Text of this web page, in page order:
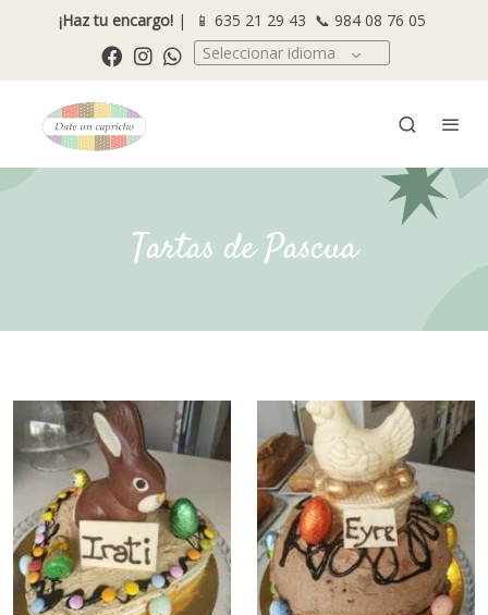
¡Haz tu encargo!| 📱 635 21 29 43 📞 984 08 76 05
Seleccionar idioma
Tartas de Pascua